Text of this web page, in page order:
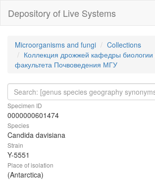
Depository of Live Systems
Microorganisms and fungi
Collections
Коллекция дрожжей кафедры биологии
факультета Почвоведения МГУ
Specimen ID
0000000601474
Species
Candida davisiana
Strain
Y-5551
Place of isolation
(Antarctica)